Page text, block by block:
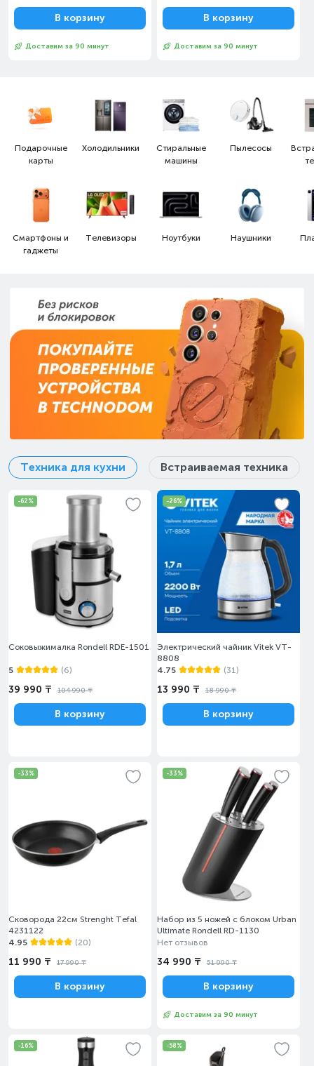
В корзину
Доставим за 90 минут
В корзину
Доставим за 90 минут
Подарочные
карты
Смартфоны и
гаджеты
Холодильники
Телевизоры
Стиральные
машины
Ноутбуки
Пылесосы
Наушники
Техника для кухни Встраиваемая техника
-62%
Соковыжималка Rondell RDE-1501
5 (6)
39 990 ₸ 104 990 ₸
В корзину
-26%
Электрический чайник Vitek VT-
8808
4.75
(31)
13 990 ₸ 18 990 ₸
В корзину
-33%
Сковорода 22см Strenght Tefal
4231122
4.95
(20)
11 990 ₸ 17 990 ₸
В корзину
-33%
Набор из 5 ножей с блоком Urban
Ultimate Rondell RD-1130
Нет отзывов
34 990 ₸ 51 990 ₸
В корзину
Доставим за 90 минут
-16% -58%